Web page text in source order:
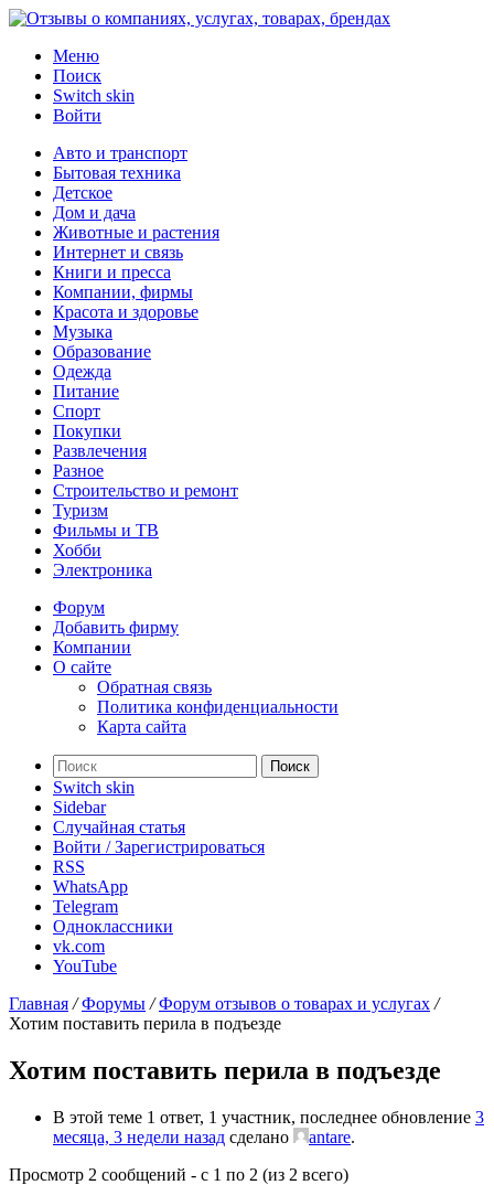
Меню
Поиск
Switch skin
Войти
Авто и транспорт
Бытовая техника
Детское
Дом и дача
Животные и растения
Интернет и связь
Книги и пресса
Компании, фирмы
Красота и здоровье
Музыка
Образование
Одежда
Питание
Спорт
Покупки
Развлечения
Разное
Строительство и ремонт
Туризм
Фильмы и ТВ
Хобби
Электроника
Форум
Добавить фирму
Компании
О сайте
Обратная связь
Политика конфиденциальности
Карта сайта
Поиск
Switch skin
Sidebar
Случайная статья
Войти / Зарегистрироваться
RSS
WhatsApp
Telegram
Одноклассники
vk.com
YouTube
Главная / Форумы / Форум отзывов о товарах и услугах /
Хотим поставить перила в подъезде
Хотим поставить перила в подъезде
В этой теме 1 ответ, 1 участник, последнее обновление 3
месяца, 3 недели назад сделано antare.
Просмотр 2 сообщений - с 1 по 2 (из 2 всего)